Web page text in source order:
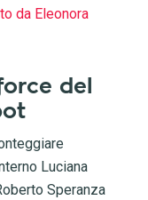
da Eleonora
del
Luciana
Speranza